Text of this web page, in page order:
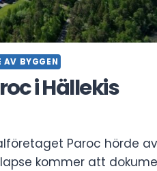
AV BYGGEN
i Hällekis
Paroc hörde
kommer att